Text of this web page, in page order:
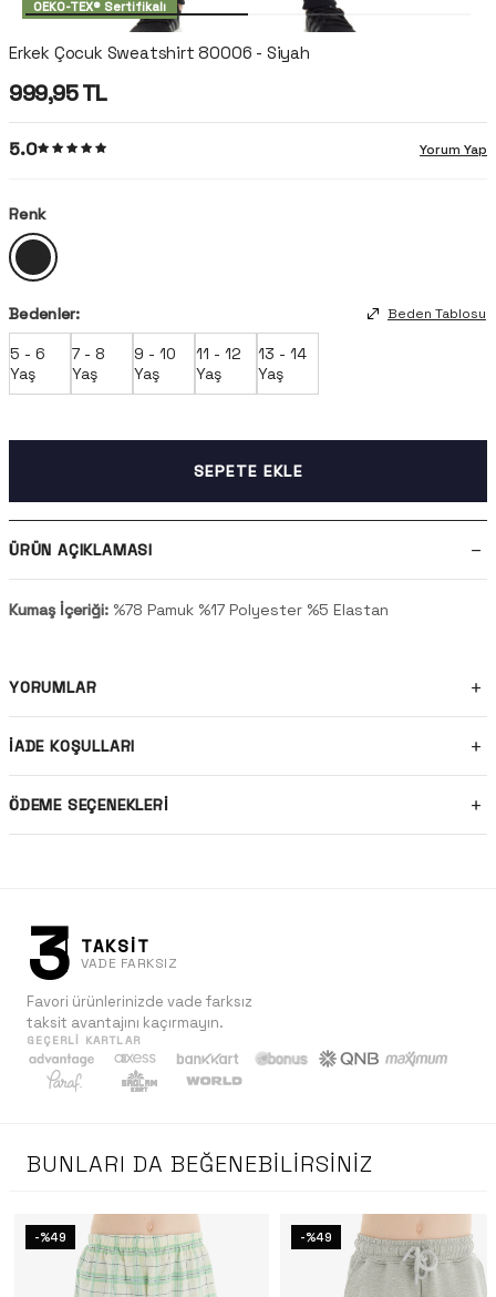
OEKO-TEX® Sertifikalı
Erkek Çocuk Sweatshirt 80006 - Siyah
999,95TL
5.0 Yorum Yap
Renk
Bedenler: Beden Tablosu
5 - 6
Yaş
7 - 8
Yaş
9 - 10
Yaş
11 - 12
Yaş
13 - 14
Yaş
SEPETE EKLE
ÜRÜN AÇIKLAMASI
Kumaş İçeriği: %78 Pamuk %17 Polyester %5 Elastan
YORUMLAR
İADE KOŞULLARI
ÖDEME SEÇENEKLERI
3 TAKSİT
VADE FARKSIZ
Favori ürünlerinizde vade farksız
taksit avantajını kaçırmayın.
GEÇERLI KARTLAR
BUNLARI DA BEĞENEBILIRSINIZ
-%49 -%49